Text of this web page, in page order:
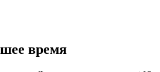
время